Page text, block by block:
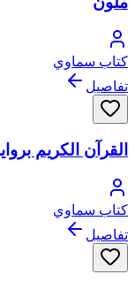
كتاب سماوي
تفاصيل
القرآن الكريم
كتاب سماوي
تفاصيل